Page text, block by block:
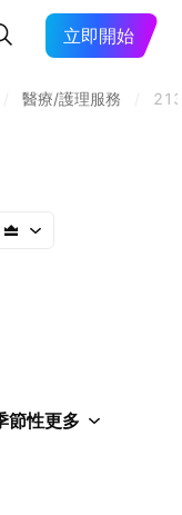
立即開始
醫療/護理服務
節性更多